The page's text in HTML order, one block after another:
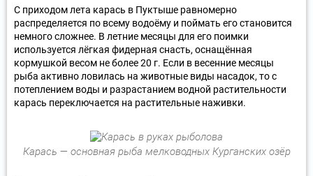
С приходом лета карась в Пуктыше равномерно
распределяется по всему водоёму и поймать его становится
немного сложнее. В летние месяцы для его поимки
используется лёгкая фидерная снасть, оснащённая
кормушкой весом не более 20 г. Если в весенние месяцы
рыба активно ловилась на животные виды насадок, то с
потеплением воды и разрастанием водной растительности
карась переключается на растительные наживки.
Карась — основная рыба мелководных Курганских озёр